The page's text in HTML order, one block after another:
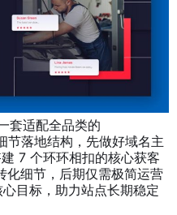
套适配全品类的
节落地结构，先做好域名主
7 个环环相扣的核心获客
化细节，后期仅需极简运营
目标，助力站点长期稳定